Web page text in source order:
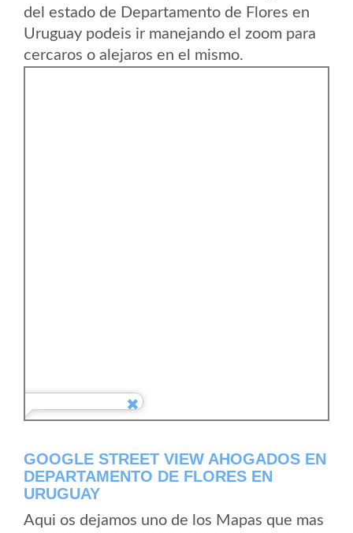
del estado de Departamento de Flores en
Uruguay podeis ir manejando el zoom para
cercaros o alejaros en el mismo.
GOOGLE STREET VIEW AHOGADOS EN
DEPARTAMENTO DE FLORES EN
URUGUAY
Aqui os dejamos uno de los Mapas que mas